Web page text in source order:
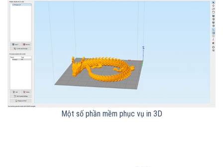
Một số phần mềm phục vụ in 3D